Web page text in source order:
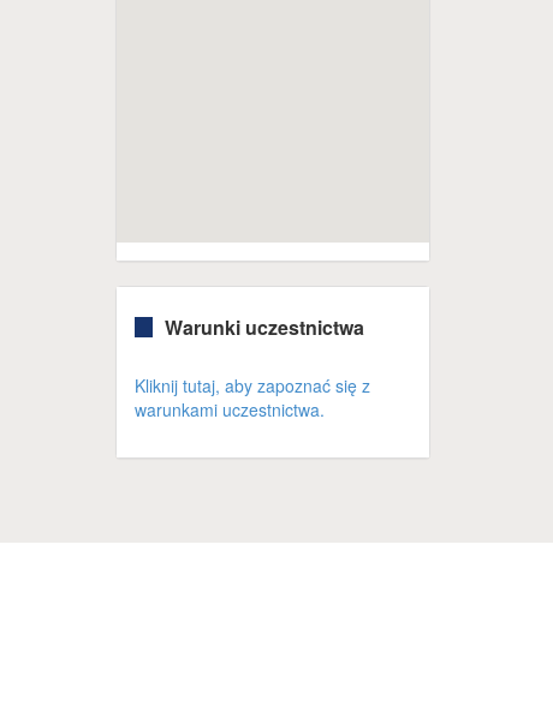
Warunki uczestnictwa
Kliknij tutaj, aby zapoznać się z
warunkami uczestnictwa.